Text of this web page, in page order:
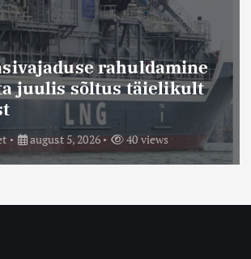
rahuldamine
juulis sõltus täielikult
august 5, 2026 40 views